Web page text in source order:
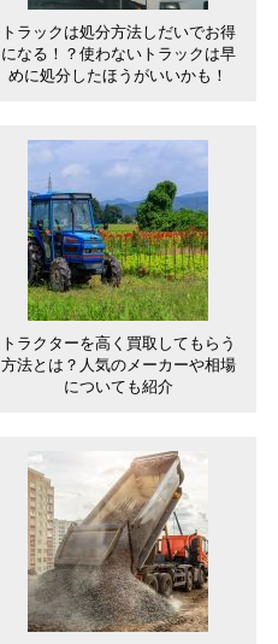
トラックは処分方法しだいでお得
になる！？使わないトラックは早
めに処分したほうがいいかも！
トラクターを高く買取してもらう
方法とは？人気のメーカーや相場
についても紹介